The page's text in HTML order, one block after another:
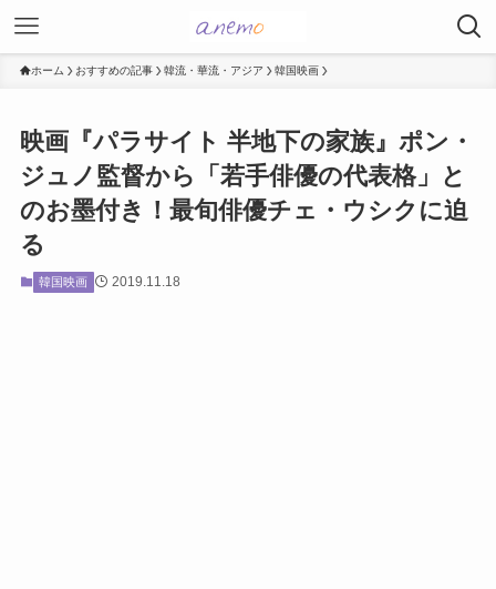
ホーム おすすめの記事 韓流・華流・アジア 韓国映画
映画『パラサイト 半地下の家族』ポン・
ジュノ監督から「若手俳優の代表格」と
のお墨付き！最旬俳優チェ・ウシクに迫
る
韓国映画 2019.11.18